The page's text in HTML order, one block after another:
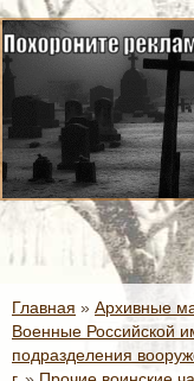
Главная » Архивные
Военные Российской
подразделения